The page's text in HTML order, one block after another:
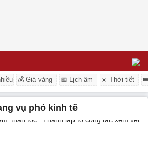
💰 Giá vàng 📅 Lịch âm ☀️ Thời tiết
vụ phó kinh tế